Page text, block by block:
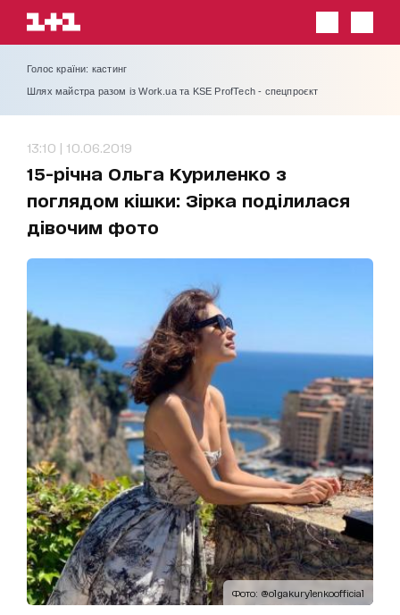
Голос країни: кастинг
Шлях майстра разом із Work.ua та KSE ProfTech - спецпроєкт
13:10 | 10.06.2019
15-річна Ольга Куриленко з
поглядом кішки: Зірка поділилася
дівочим фото
Фото: @olgakurylenkoofficial